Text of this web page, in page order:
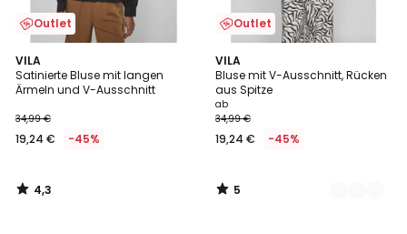
Outlet
VILA
Satinierte Bluse mit langen
Ärmeln und V-Ausschnitt
34,99 €
19,24 € -45%
4,3
/ 5
4,3
/
Outlet
VILA
Bluse mit V-Ausschnitt, Rücken
aus Spitze
ab
34,99 €
19,24 € -45%
5
/
5
2
Farben
5
/